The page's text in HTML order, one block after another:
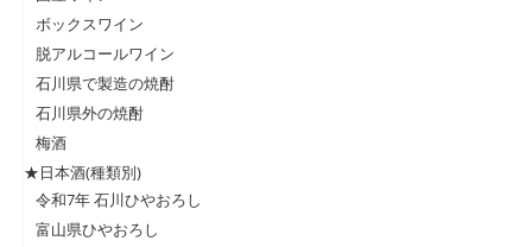
ボックスワイン
脱アルコールワイン
石川県で製造の焼酎
石川県外の焼酎
梅酒
★日本酒(種類別)
令和7年 石川ひやおろし
富山県ひやおろし